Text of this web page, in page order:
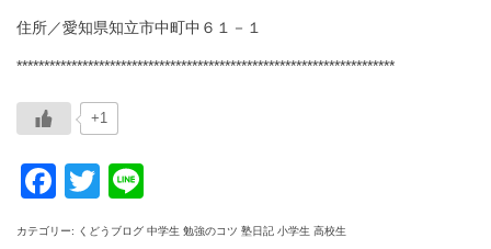
住所／愛知県知立市中町中６１－１
*********************************************************************
+1
Facebook
Twitter
カテゴリー: くどうブログ 中学生 勉強のコツ 塾日記 小学生 高校生